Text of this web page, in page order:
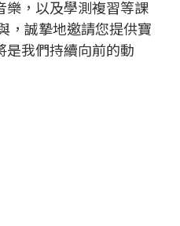
樂，以及學測複習等課
，誠摯地邀請您提供寶
是我們持續向前的動